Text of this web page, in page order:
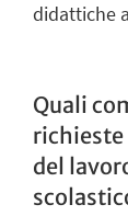
didattiche
Quali
richieste
del